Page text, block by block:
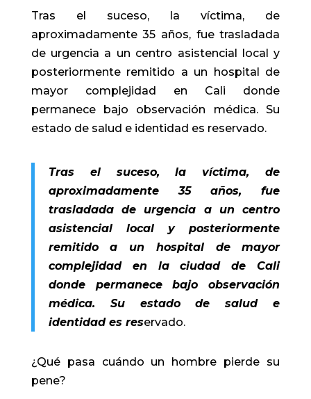
Tras el suceso, la víctima, de
aproximadamente 35 años, fue trasladada
de urgencia a un centro asistencial local y
posteriormente remitido a un hospital de
mayor complejidad en Cali donde
permanece bajo observación médica. Su
estado de salud e identidad es reservado.
Tras el suceso, la víctima, de
aproximadamente 35 años, fue
trasladada de urgencia a un centro
asistencial local y posteriormente
remitido a un hospital de mayor
complejidad en la ciudad de Cali
donde permanece bajo observación
médica. Su estado de salud e
identidad es reservado.
¿Qué pasa cuándo un hombre pierde su
pene?